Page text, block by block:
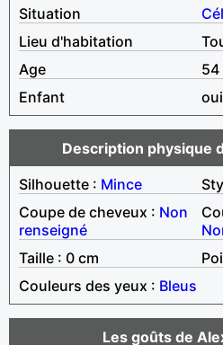
Situation
Lieu d'habitation
Age
54
Enfant
oui
Description physique
Silhouette : Mince
Coupe de cheveux : Non
renseigné
Taille : 0 cm
Couleurs des yeux : Bleus
Les goûts de